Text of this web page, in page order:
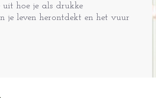
uit hoe je als drukke
je leven herontdekt en het vuur